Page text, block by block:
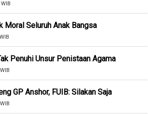
Moral Seluruh Anak Bangsa
Penuhi Unsur Penistaan Agama
GP Anshor, FUIB: Silakan Saja